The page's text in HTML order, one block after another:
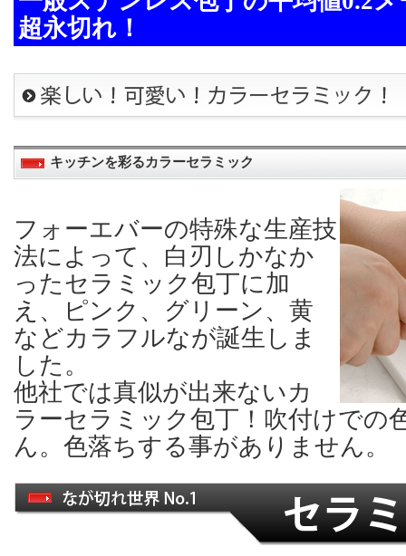
超永切れ！
キッチンを彩るカラーセラミック
フォーエバーの特殊な生産技
法によって、白刃しかなか
ったセラミック包丁に加
え、ピンク、グリーン、黄
などカラフルなが誕生しま
した。
他社では真似が出来ないカ
ラーセラミック包丁！吹付けでの
ん。色落ちする事がありません。